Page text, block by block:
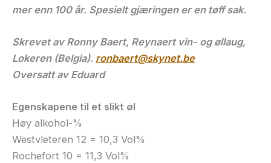
mer enn 100 år. Spesielt gjæringen er en tøff sak.
Skrevet av Ronny Baert, Reynaert vin- og øllaug,
Lokeren (Belgia). ronbaert@skynet.be
Oversatt av Eduard
Egenskapene til et slikt øl
Høy alkohol-%
Westvleteren 12 = 10,3 Vol%
Rochefort 10 = 11,3 Vol%